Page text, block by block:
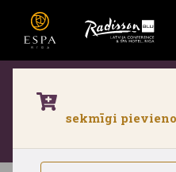
Aktīvās atpūtas zona ir
30.septembrim
sekmīgi